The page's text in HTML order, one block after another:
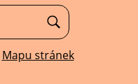
Mapu stránek